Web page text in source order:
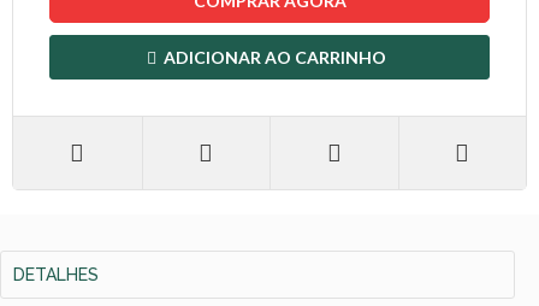
ADICIONAR AO CARRINHO
DETALHES